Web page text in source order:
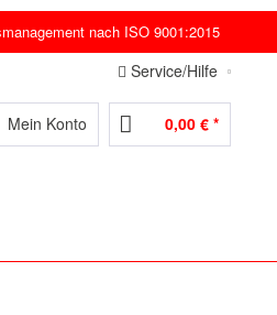
nach ISO 9001:2015
Service/Hilfe
Mein Konto 0,00 € *